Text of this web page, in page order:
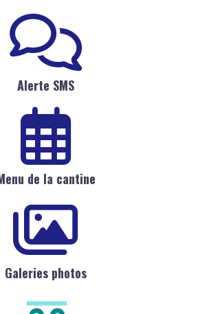
Alerte SMS
de la cantine
Galeries photos